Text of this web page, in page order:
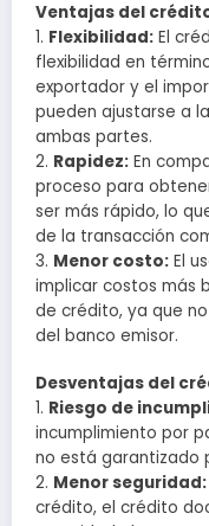
Ventajas del
1. Flexibilidad: El
flexibilidad en
exportador y el
pueden ajustarse a
ambas partes.
2. Rapidez: En
proceso para
ser más rápido, lo
de la transacción
3. Menor costo: El
implicar costos más
de crédito, ya que
del banco emisor.
Desventajas del
1. Riesgo de
incumplimiento por
no está garantizado
2. Menor seguridad:
crédito, el crédito